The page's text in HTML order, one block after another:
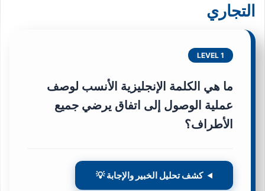
التجاري
LEVEL 1
ما هي الكلمة الإنجليزية الأنسب لوصف
عملية الوصول إلى اتفاق يرضي جميع
الأطراف؟
كشف تحليل الخبير والإجابة 💡